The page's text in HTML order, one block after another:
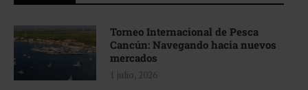
Torneo Internacional de Pesca
Cancún: Navegando hacia nuevos
mercados
1 julio, 2026